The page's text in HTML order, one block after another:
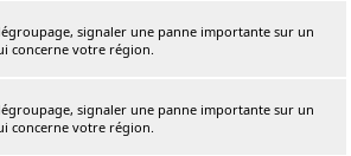
signaler une panne importante sur un
concerne votre région.
signaler une panne importante sur un
concerne votre région.